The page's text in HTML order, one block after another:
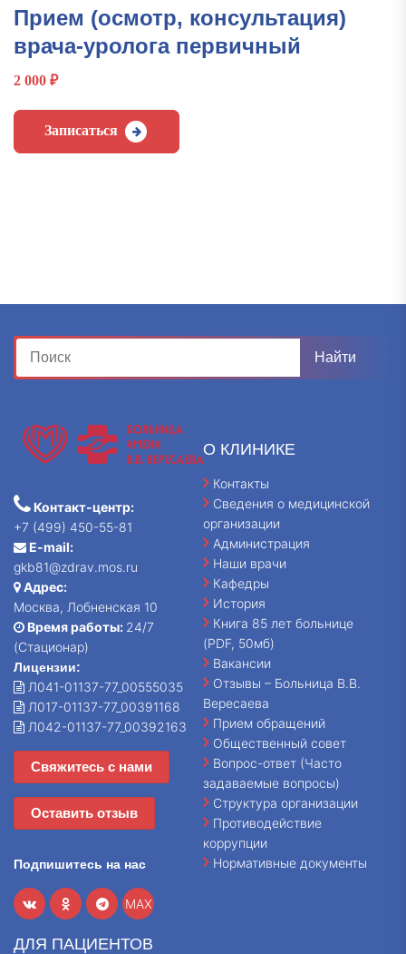
Прием (осмотр, консультация)
врача-уролога первичный
2 000 ₽
Записаться
Контакт-центр:
+7 (499) 450-55-81
E-mail:
gkb81@zdrav.mos.ru
Адрес:
Москва, Лобненская 10
Время работы: 24/7
(Стационар)
Лицензии:
Л041-01137-77_00555035
Л017-01137-77_00391168
Л042-01137-77_00392163
Свяжитесь с нами
Оставить отзыв
Подпишитесь на нас
MAX
О КЛИНИКЕ
Контакты
Сведения о медицинской
организации
Администрация
Наши врачи
Кафедры
История
Книга 85 лет больнице
(PDF, 50мб)
Вакансии
Отзывы – Больница В.В.
Вересаева
Прием обращений
Общественный совет
Вопрос-ответ (Часто
задаваемые вопросы)
Структура организации
Противодействие
коррупции
Нормативные документы
ДЛЯ ПАЦИЕНТОВ